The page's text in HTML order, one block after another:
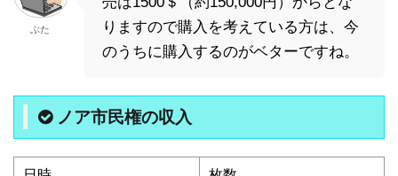
ぶた
りますので購入を考えている方は、今
のうちに購入するのがベターですね。
ノア市民権の収入